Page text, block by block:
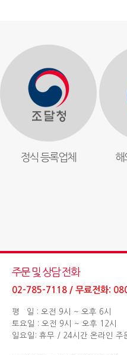
정식 등록업체 해
주문 및 상담 전화
02-785-7118 / 무료전화:
평 일 : 오전 9시 ~ 오후 6시
토요일 : 오전 9시 ~ 오후 12시
일요일: 휴무 / 24시간 온라인 주